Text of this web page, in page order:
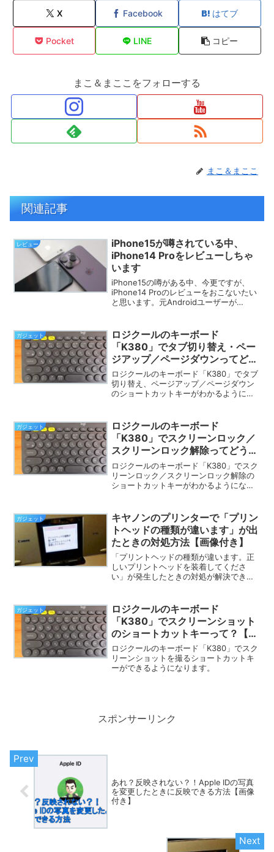
X Facebook はてブ
Pocket LINE コピー
まこ＆まここをフォローする
まこ＆まここ
関連記事
レビュー
iPhone15が噂されている中、
iPhone14 Proをレビューしちゃ
います
iPhone15の噂がある中、今更ですが、
iPhone14 Proのレビューをおこないたい
と思います。元Androidユーザーが
iPhone14 ProとiOSアプリの良いとこ
ろ、悪いところとを上げていきたいと思
います。
ガジェット
ロジクールのキーボード
「K380」でタブ切り替え・ペー
ジアップ／ページダウンってどう
やってやるの？【画像付き】
ロジクールのキーボード「K380」でタブ
切り替え、ページアップ／ページダウン
のショートカットキーがわかるようにな
ガジェット
ロジクールのキーボード
「K380」でスクリーンロック／
スクリーンロック解除ってどうや
ってやるの？【画像付き】
ロジクールのキーボード「K380」でスク
リーンロック／スクリーンロック解除の
ショートカットキーがわかるようになり
ガジェット
キヤノンのプリンターで「プリン
トヘッドの種類が違います」が出
たときの対処方法【画像付き】
「プリントヘッドの種類が違います。正
しいプリントヘッドを装着してくださ
い」が発生したときの対処が解決できる
ガジェット
ロジクールのキーボード
「K380」でスクリーンショット
のショートカットキーって？【画
像付き】
ロジクールのキーボード「K380」でスク
リーンショットを撮るショートカットキ
ーができるようになります。
スポンサーリンク
あれ？反映されない？！Apple IDの写真
を変更したときに反映できる方法【画像
付き】